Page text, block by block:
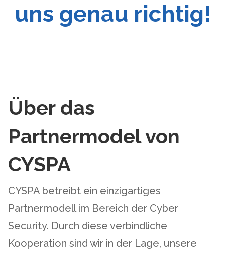
uns genau richtig!
Über das
Partnermodel von
CYSPA
CYSPA betreibt ein einzigartiges
Partnermodell im Bereich der Cyber
Security. Durch diese verbindliche
Kooperation sind wir in der Lage, unsere